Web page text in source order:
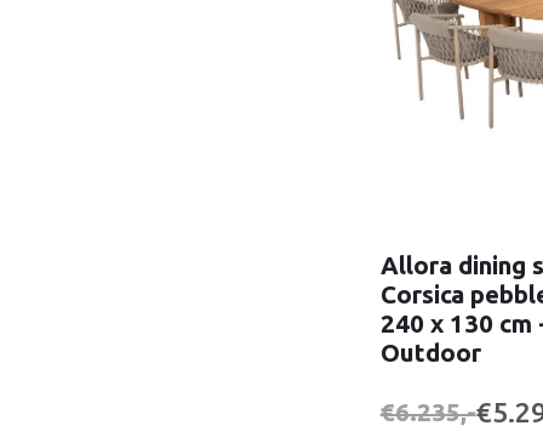
Allora dining
Corsica
240 x 130 cm
Outdoor
€6.235,-